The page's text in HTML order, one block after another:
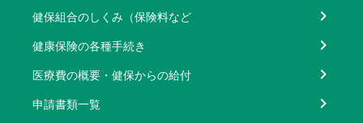
健保組合のしくみ（保険料など
健康保険の各種手続き
医療費の概要・健保からの給付
申請書類一覧